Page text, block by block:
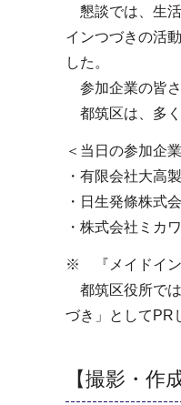
懇談では、生活
インつづきの活
した。
参加企業の皆さ
都筑区は、多く
＜当日の参加企
・有限会社大高
・日生発條株式
・株式会社ミカ
※ 『メイドイン
都筑区役所では
づき」としてPR
【撮影・作